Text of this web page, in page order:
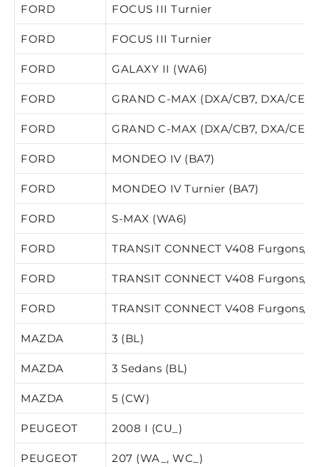
FORD FOCUS III Turnier
FORD FOCUS III Turnier
FORD GALAXY II (WA6)
FORD GRAND C-MAX (DXA/CB7, DXA/CEU)
FORD GRAND C-MAX (DXA/CB7, DXA/CEU)
FORD MONDEO IV (BA7)
FORD MONDEO IV Turnier (BA7)
FORD S-MAX (WA6)
FORD TRANSIT CONNECT V408 Furgons/
FORD TRANSIT CONNECT V408 Furgons/
FORD TRANSIT CONNECT V408 Furgons/
MAZDA 3 (BL)
MAZDA 3 Sedans (BL)
MAZDA 5 (CW)
PEUGEOT 2008 I (CU_)
PEUGEOT 207 (WA_, WC_)